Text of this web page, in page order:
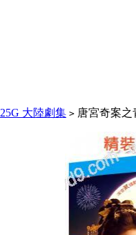
25G 大陸劇集 > 唐宮奇案之